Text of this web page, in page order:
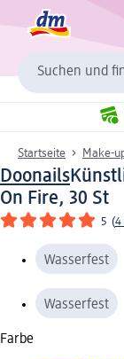
Suchen und
Startseite Make-
Doonails
On Fire, 30 St
5 (4
Wasserfest
Wasserfest
Farbe